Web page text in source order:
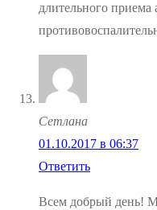
длительного приема
Сетлана
01.10.2017 в 06:37
Ответить
Всем добрый день!